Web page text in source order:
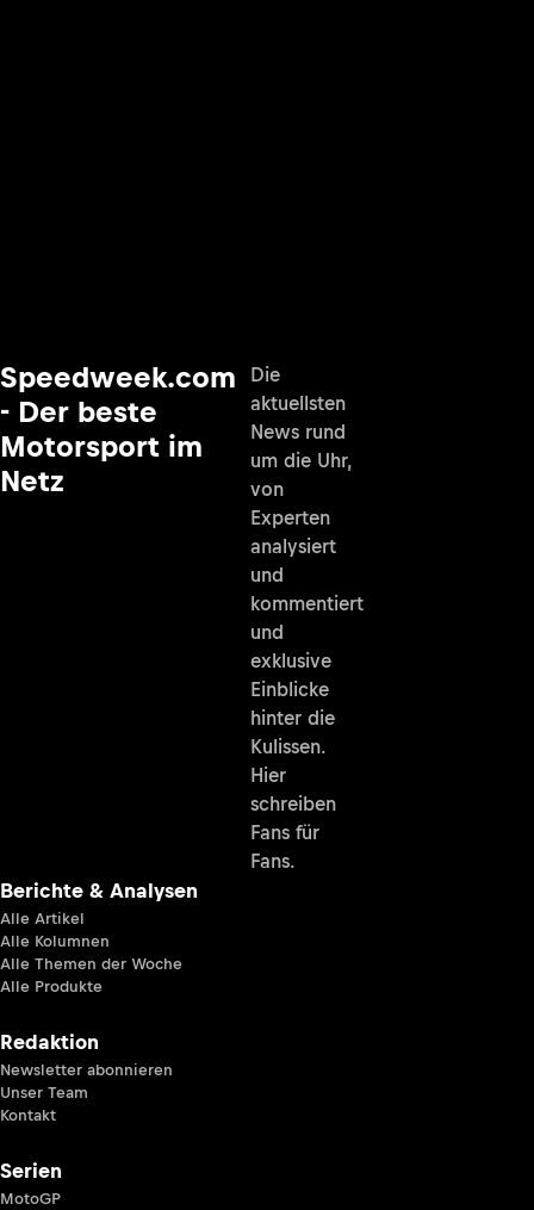
Speedweek.com
- Der beste
Motorsport im
Netz
Die
aktuellsten
News rund
um die Uhr,
von
Experten
analysiert
und
kommentiert
und
exklusive
Einblicke
hinter die
Kulissen.
Hier
schreiben
Fans für
Fans.
Berichte & Analysen
Alle Artikel
Alle Kolumnen
Alle Themen der Woche
Alle Produkte
Redaktion
Newsletter abonnieren
Unser Team
Kontakt
Serien
MotoGP